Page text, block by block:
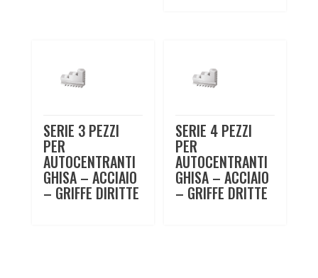
SERIE 3 PEZZI
PER
AUTOCENTRANTI
GHISA – ACCIAIO
– GRIFFE DIRITTE
SERIE 4 PEZZI
PER
AUTOCENTRANTI
GHISA – ACCIAIO
– GRIFFE DRITTE